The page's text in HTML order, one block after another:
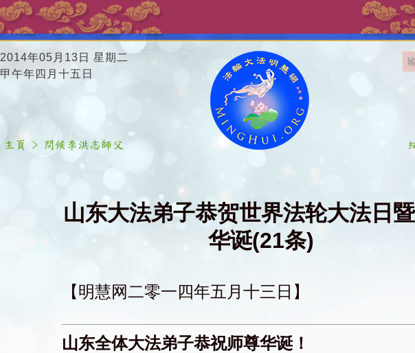
2014年05月13日 星期二
甲午年四月十五日
山东大法弟子恭贺世界法轮大法日
华诞(21条)
【明慧网二零一四年五月十三日】
山东全体大法弟子恭祝师尊华诞！